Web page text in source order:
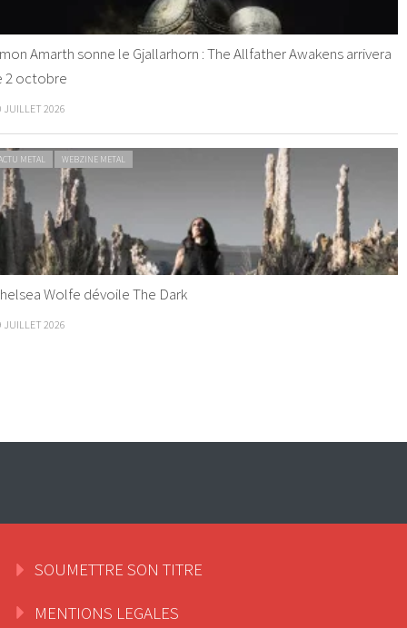
Amarth sonne le Gjallarhorn : The Allfather Awakens arrivera
2 octobre
JUILLET 2026
METAL WEBZINE METAL
Wolfe dévoile The Dark
JUILLET 2026
SOUMETTRE SON TITRE
MENTIONS LEGALES